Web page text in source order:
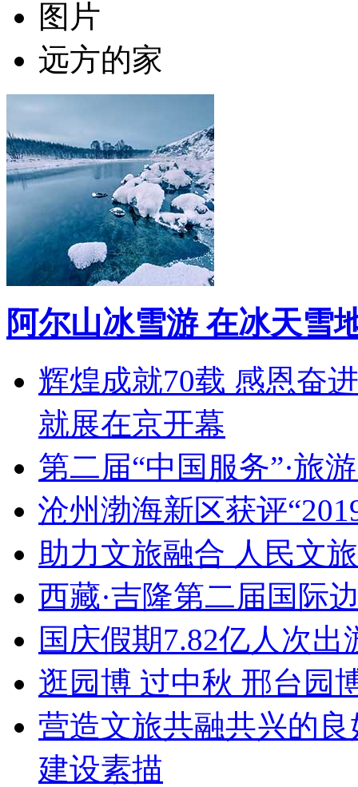
图片
远方的家
阿尔山冰雪游 在冰天雪
辉煌成就70载 感恩奋
就展在京开幕
第二届“中国服务”·旅
沧州渤海新区获评
助力文旅融合 人民文
西藏·吉隆第二届国际
国庆假期7.82亿人次
逛园博 过中秋 邢台园
营造文旅共融共兴的
建设素描